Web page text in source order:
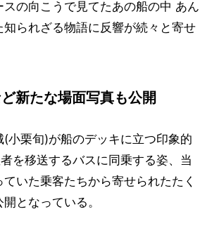
の向こうで見てたあの船の中 あん
られざる物語に反響が続々と寄せ
新たな場面写真も公開
小栗旬)が船のデッキに立つ印象的
を移送するバスに同乗する姿、当
いた乗客たちから寄せられたたく
となっている。